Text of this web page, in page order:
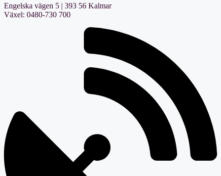
Engelska vägen 5 | 393 56 Kalmar
Växel: 0480-730 700